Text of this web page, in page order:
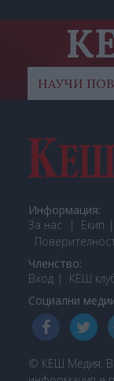
НАУЧИ
Информация:
За нас
Екип
Членство:
Вход
КЕШ
Социални
© КЕШ Медия.